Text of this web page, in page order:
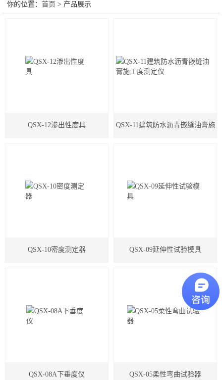
水泥砂浆类试验仪器
沥青类试验仪器
土工类试验仪器
你的位置：首页 > 产品展示
QSX-12渗出性度具 QSX-11建筑防水沥青嵌缝油膏施
QSX-10密度测定器 QSX-09延伸性试验模具
QSX-08A下垂度仪 QSX-05柔性弯曲试验器